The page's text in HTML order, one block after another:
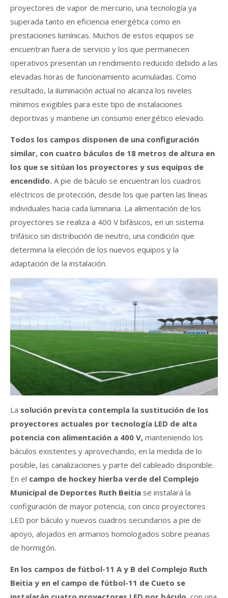
proyectores de vapor de mercurio, una tecnología ya
superada tanto en eficiencia energética como en
prestaciones lumínicas. Muchos de estos equipos se
encuentran fuera de servicio y los que permanecen
operativos presentan un rendimiento reducido debido a las
elevadas horas de funcionamiento acumuladas. Como
resultado, la iluminación actual no alcanza los niveles
mínimos exigibles para este tipo de instalaciones
deportivas y mantiene un consumo energético elevado.
Todos los campos disponen de una configuración
similar, con cuatro báculos de 18 metros de altura en
los que se sitúan los proyectores y sus equipos de
encendido. A pie de báculo se encuentran los cuadros
eléctricos de protección, desde los que parten las líneas
individuales hacia cada luminaria. La alimentación de los
proyectores se realiza a 400 V bifásicos, en un sistema
trifásico sin distribución de neutro, una condición que
determina la elección de los nuevos equipos y la
adaptación de la instalación.
La solución prevista contempla la sustitución de los
proyectores actuales por tecnología LED de alta
potencia con alimentación a 400 V, manteniendo los
báculos existentes y aprovechando, en la medida de lo
posible, las canalizaciones y parte del cableado disponible.
En el campo de hockey hierba verde del Complejo
Municipal de Deportes Ruth Beitia se instalará la
configuración de mayor potencia, con cinco proyectores
LED por báculo y nuevos cuadros secundarios a pie de
apoyo, alojados en armarios homologados sobre peanas
de hormigón.
En los campos de fútbol-11 A y B del Complejo Ruth
Beitia y en el campo de fútbol-11 de Cueto se